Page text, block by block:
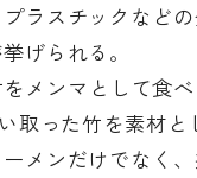
ラスチックなど
げられる。
メンマとして食
取った竹を素材と
メンだけでなく